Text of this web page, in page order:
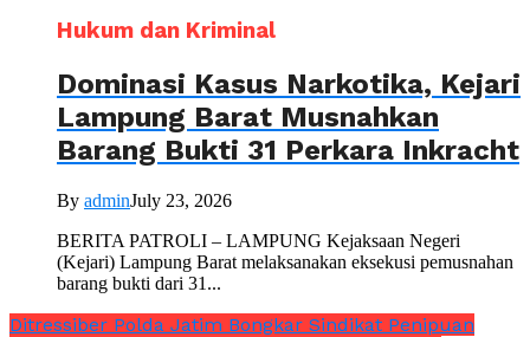
Hukum dan Kriminal
Dominasi Kasus Narkotika, Kejari
Lampung Barat Musnahkan
Barang Bukti 31 Perkara Inkracht
By adminJuly 23, 2026
BERITA PATROLI – LAMPUNG Kejaksaan Negeri
(Kejari) Lampung Barat melaksanakan eksekusi pemusnahan
barang bukti dari 31...
Ditressiber Polda Jatim Bongkar Sindikat Penipuan